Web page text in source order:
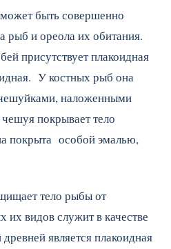
быть совершенно
рыб и ореола их обитания.
присутствует плакоидная
У костных рыб она
наложенными
покрывает тело
покрыта особой эмалью,
тело рыбы от
их видов служит в качестве
является плакоидная